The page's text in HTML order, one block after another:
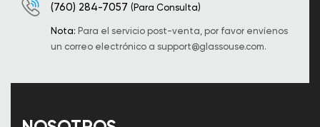
(760) 284-7057 (Para Consulta)
Nota: Para el servicio post-venta, por favor envíenos
un correo electrónico a support@glassouse.com.